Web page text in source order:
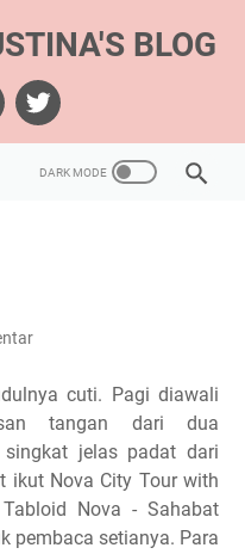
BLOG
cuti. Pagi diawali
tangan dari dua
jelas padat dari
ikut Nova City Tour with
Nova - Sahabat
pembaca setianya. Para